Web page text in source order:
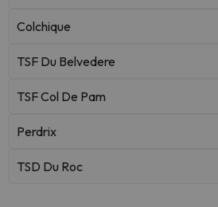
Colchique
TSF Du Belvedere
TSF Col De Pam
Perdrix
TSD Du Roc